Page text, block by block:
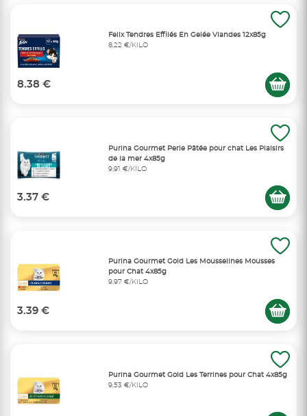
Felix Tendres Effilés En Gelée Viandes 12x85g
8,22 €/KILO
8.38 €
Purina Gourmet Perle Pâtée pour chat Les Plaisirs
de la mer 4x85g
9,91 €/KILO
3.37 €
Purina Gourmet Gold Les Mousselines Mousses
pour Chat 4x85g
9,97 €/KILO
3.39 €
Purina Gourmet Gold Les Terrines pour Chat 4x85g
9,53 €/KILO